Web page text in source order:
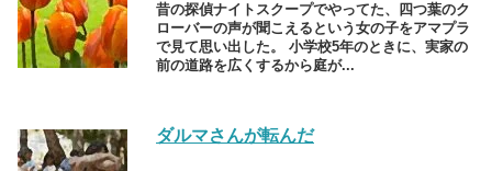
昔の探偵ナイトスクープでやってた、四つ葉のク
ローバーの声が聞こえるという女の子をアマプラ
で見て思い出した。 小学校5年のときに、実家の
前の道路を広くするから庭が...
ダルマさんが転んだ